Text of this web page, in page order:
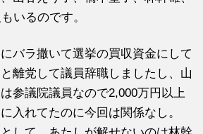
いるのです。
バラ撒いて選挙の買収資金にして
離党して議員辞職しましたし、山
参議院議員なので2,000万円以上
入れてたのに今回は関係なし。